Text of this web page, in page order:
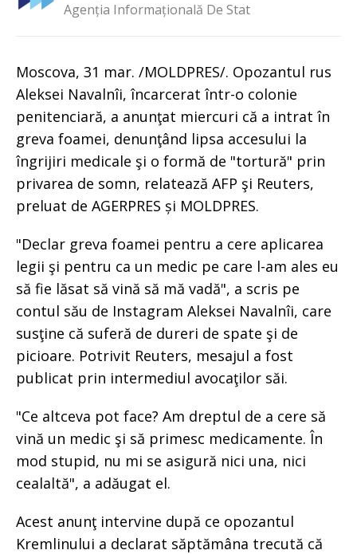
Agenția Informațională De Stat
Moscova, 31 mar. /MOLDPRES/. Opozantul rus
Aleksei Navalnîi, încarcerat într-o colonie
penitenciară, a anunţat miercuri că a intrat în
greva foamei, denunţând lipsa accesului la
îngrijiri medicale şi o formă de "tortură" prin
privarea de somn, relatează AFP şi Reuters,
preluat de AGERPRES și MOLDPRES.
"Declar greva foamei pentru a cere aplicarea
legii şi pentru ca un medic pe care l-am ales eu
să fie lăsat să vină să mă vadă", a scris pe
contul său de Instagram Aleksei Navalnîi, care
susţine că suferă de dureri de spate şi de
picioare. Potrivit Reuters, mesajul a fost
publicat prin intermediul avocaţilor săi.
"Ce altceva pot face? Am dreptul de a cere să
vină un medic şi să primesc medicamente. În
mod stupid, nu mi se asigură nici una, nici
cealaltă", a adăugat el.
Acest anunţ intervine după ce opozantul
Kremlinului a declarat săptămâna trecută că